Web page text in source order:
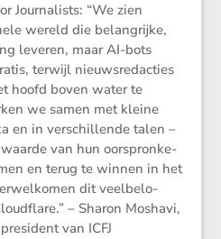
Journa­lists: “We zien
wereld die belang­rijke,
leveren, maar AI-bots
terwijl nieuws­re­dac­ties
hoofd boven water te
we samen met kleine
en in verschil­lende talen –
van hun oorspron­ke­
en terug te winnen in het
dit veelbe­lo­
– Sharon Moshavi,
van ICFJ